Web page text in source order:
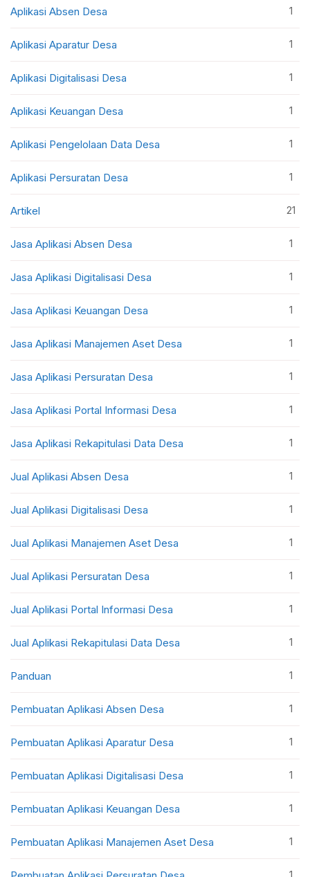
Aplikasi Absen Desa 1
Aplikasi Aparatur Desa 1
Aplikasi Digitalisasi Desa 1
Aplikasi Keuangan Desa 1
Aplikasi Pengelolaan Data Desa 1
Aplikasi Persuratan Desa 1
Artikel 21
Jasa Aplikasi Absen Desa 1
Jasa Aplikasi Digitalisasi Desa 1
Jasa Aplikasi Keuangan Desa 1
Jasa Aplikasi Manajemen Aset Desa 1
Jasa Aplikasi Persuratan Desa 1
Jasa Aplikasi Portal Informasi Desa 1
Jasa Aplikasi Rekapitulasi Data Desa 1
Jual Aplikasi Absen Desa 1
Jual Aplikasi Digitalisasi Desa 1
Jual Aplikasi Manajemen Aset Desa 1
Jual Aplikasi Persuratan Desa 1
Jual Aplikasi Portal Informasi Desa 1
Jual Aplikasi Rekapitulasi Data Desa 1
Panduan 1
Pembuatan Aplikasi Absen Desa 1
Pembuatan Aplikasi Aparatur Desa 1
Pembuatan Aplikasi Digitalisasi Desa 1
Pembuatan Aplikasi Keuangan Desa 1
Pembuatan Aplikasi Manajemen Aset Desa 1